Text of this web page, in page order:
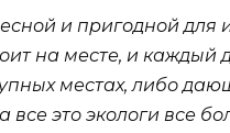
и пригодной для
на месте, и каждый
местах, либо
все это экологи все